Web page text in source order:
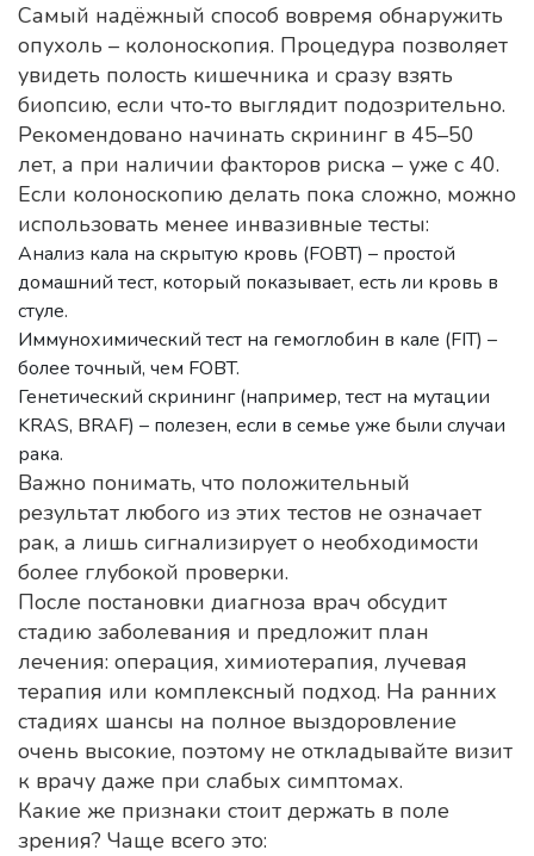
Самый надёжный способ вовремя обнаружить
опухоль – колоноскопия. Процедура позволяет
увидеть полость кишечника и сразу взять
биопсию, если что‑то выглядит подозрительно.
Рекомендовано начинать скрининг в 45–50
лет, а при наличии факторов риска – уже с 40.
Если колоноскопию делать пока сложно, можно
использовать менее инвазивные тесты:
Анализ кала на скрытую кровь (FOBT) – простой
домашний тест, который показывает, есть ли кровь в
стуле.
Иммунохимический тест на гемоглобин в кале (FIT) –
более точный, чем FOBT.
Генетический скрининг (например, тест на мутации
KRAS, BRAF) – полезен, если в семье уже были случаи
рака.
Важно понимать, что положительный
результат любого из этих тестов не означает
рак, а лишь сигнализирует о необходимости
более глубокой проверки.
После постановки диагноза врач обсудит
стадию заболевания и предложит план
лечения: операция, химиотерапия, лучевая
терапия или комплексный подход. На ранних
стадиях шансы на полное выздоровление
очень высокие, поэтому не откладывайте визит
к врачу даже при слабых симптомах.
Какие же признаки стоит держать в поле
зрения? Чаще всего это: